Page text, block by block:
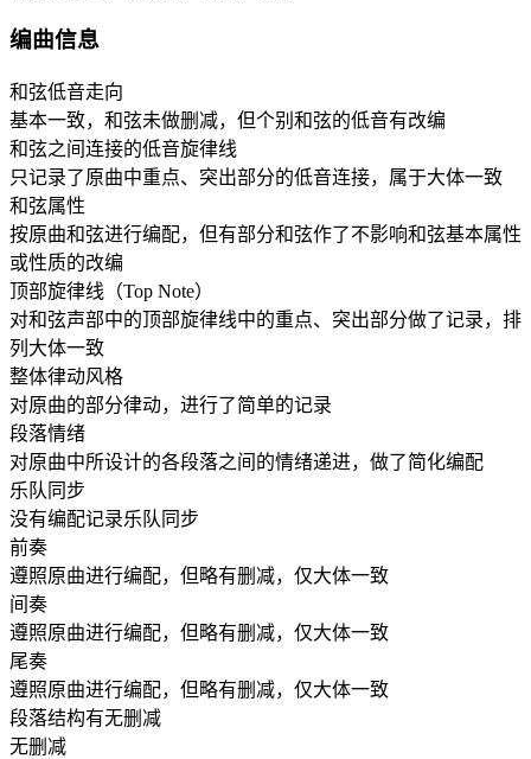
编曲信息
和弦低音走向
基本一致，和弦未做删减，但个别和弦的低音有改编
和弦之间连接的低音旋律线
只记录了原曲中重点、突出部分的低音连接，属于大体一致
和弦属性
按原曲和弦进行编配，但有部分和弦作了不影响和弦基本属性
或性质的改编
顶部旋律线（Top Note）
对和弦声部中的顶部旋律线中的重点、突出部分做了记录，排
列大体一致
整体律动风格
对原曲的部分律动，进行了简单的记录
段落情绪
对原曲中所设计的各段落之间的情绪递进，做了简化编配
乐队同步
没有编配记录乐队同步
前奏
遵照原曲进行编配，但略有删减，仅大体一致
间奏
遵照原曲进行编配，但略有删减，仅大体一致
尾奏
遵照原曲进行编配，但略有删减，仅大体一致
段落结构有无删减
无删减